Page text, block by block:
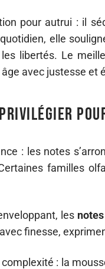
pour autrui : il
elle
les libertés. Le
avec justesse et
: les notes
familles
les
finesse,
: la